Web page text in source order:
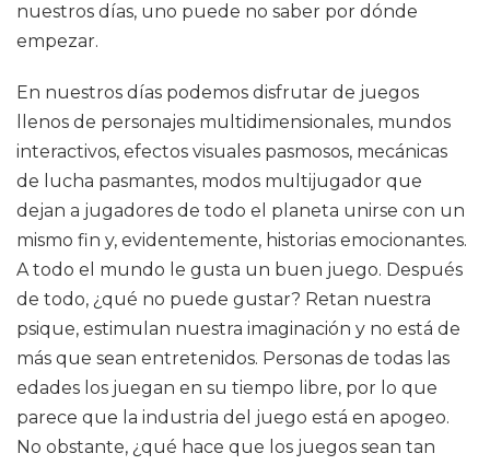
nuestros días, uno puede no saber por dónde
empezar.
En nuestros días podemos disfrutar de juegos
llenos de personajes multidimensionales, mundos
interactivos, efectos visuales pasmosos, mecánicas
de lucha pasmantes, modos multijugador que
dejan a jugadores de todo el planeta unirse con un
mismo fin y, evidentemente, historias emocionantes.
A todo el mundo le gusta un buen juego. Después
de todo, ¿qué no puede gustar? Retan nuestra
psique, estimulan nuestra imaginación y no está de
más que sean entretenidos. Personas de todas las
edades los juegan en su tiempo libre, por lo que
parece que la industria del juego está en apogeo.
No obstante, ¿qué hace que los juegos sean tan